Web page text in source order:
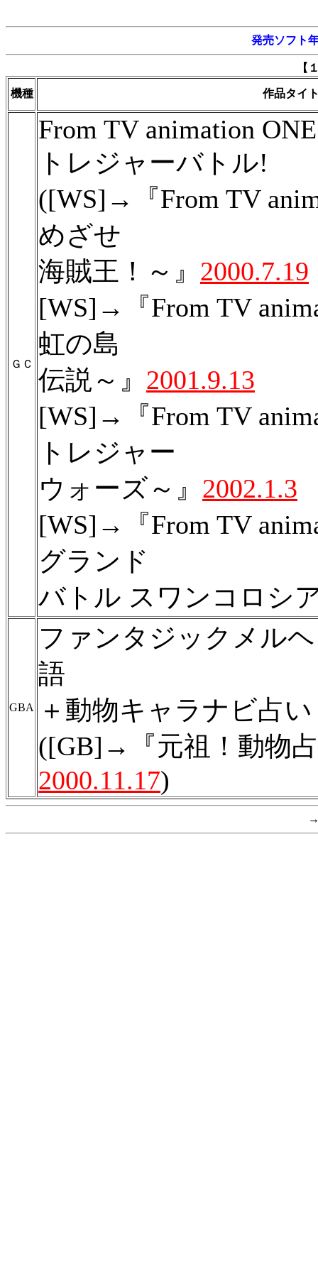
発売ソフト
【
機種 作品タイ
ＧＣ
From TV animation
トレジャーバトル!
([WS]→『From TV
めざせ
海賊王！～』 2000.7.19
[WS]→『From TV
虹の島
伝説～』 2001.9.13
[WS]→『From TV
トレジャー
ウォーズ～』 2002.1.3
[WS]→『From TV
グランド
バトル スワンコロシ
GBA
ファンタジックメル
語
＋動物キャラナビ占
([GB]→『元祖！動物
2000.11.17)